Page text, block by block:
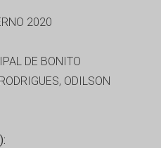
2020
DE BONITO
ODILSON